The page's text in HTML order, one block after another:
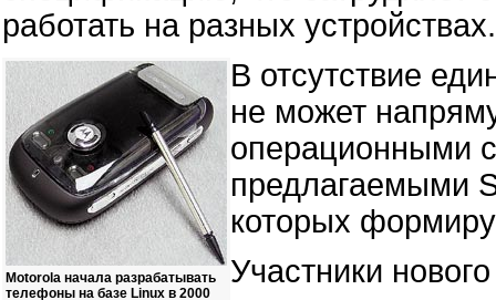
работать на разных устройствах.
Motorola начала разрабатывать
телефоны на базе Linux в 2000
В отсутствие
не может
операционными
предлагаемыми
которых
Участники